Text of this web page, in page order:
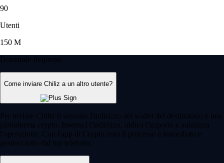
90
Utenti
150 M
Domande frequenti
Come inviare Chiliz a un altro utente?
Per inviare Chiliz ti servono l'indirizzo del wallet del destinatario e una
piattaforma crypto. Inserisci l'indirizzo, indica l'importo e autorizza
l'operazione. Con l'app di Crypto.com il processo è immediato e
gestisci tutto dal tuo telefono.